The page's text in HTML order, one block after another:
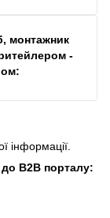
монтажник
-
інформації.
В2В порталу: